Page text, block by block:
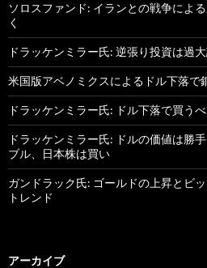
ソロスファンド: イランとの戦争によ
く
ドラッケンミラー氏: 逆張り投資は過
米国版アベノミクスによるドル下落で
ドラッケンミラー氏: ドル下落で買う
ドラッケンミラー氏: ドルの価値は勝
ブル、日本株は買い
ガンドラック氏: ゴールドの上昇とビ
トレンド
アーカイブ